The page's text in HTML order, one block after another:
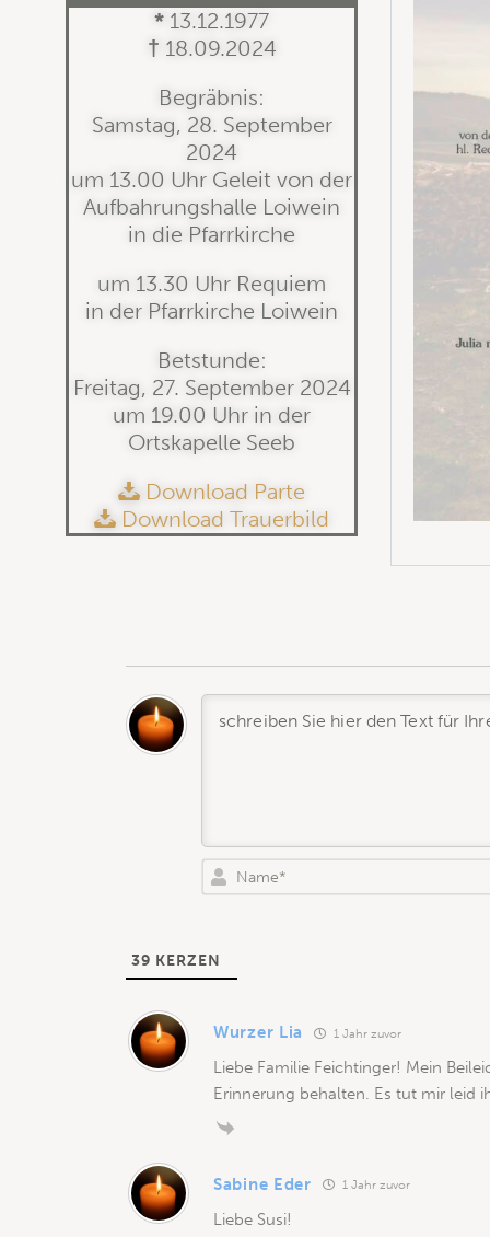
* 13.12.1977
† 18.09.2024
Begräbnis:
Samstag, 28. September
2024
um 13.00 Uhr Geleit von der
Aufbahrungshalle Loiwein
in die Pfarrkirche
um 13.30 Uhr Requiem
in der Pfarrkirche Loiwein
Betstunde:
Freitag, 27. September 2024
um 19.00 Uhr in der
Ortskapelle Seeb
Download Parte
Download Trauerbild
39 KERZEN
Wurzer Lia 1 Jahr zuvor
Liebe Familie Feichtinger! Mein
Erinnerung behalten. Es tut mir leid
Sabine Eder 1 Jahr zuvor
Liebe Susi!